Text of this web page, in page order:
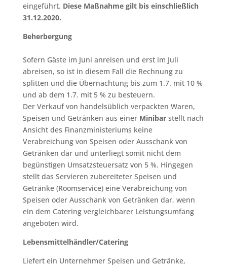
eingeführt. Diese Maßnahme gilt bis einschließlich
31.12.2020.
Beherbergung
Sofern Gäste im Juni anreisen und erst im Juli
abreisen, so ist in diesem Fall die Rechnung zu
splitten und die Übernachtung bis zum 1.7. mit 10 %
und ab dem 1.7. mit 5 % zu besteuern.
Der Verkauf von handelsüblich verpackten Waren,
Speisen und Getränken aus einer Minibarstellt nach
Ansicht des Finanzministeriums keine
Verabreichung von Speisen oder Ausschank von
Getränken dar und unterliegt somit nicht dem
begünstigen Umsatzsteuersatz von 5 %. Hingegen
stellt das Servieren zubereiteter Speisen und
Getränke (Roomservice) eine Verabreichung von
Speisen oder Ausschank von Getränken dar, wenn
ein dem Catering vergleichbarer Leistungsumfang
angeboten wird.
Lebensmittelhändler/Catering
Liefert ein Unternehmer Speisen und Getränke,